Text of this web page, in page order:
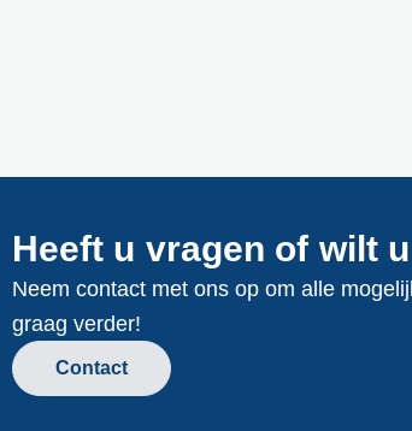
Heeft u vragen of wilt
Neem contact met ons op om alle
graag verder!
Contact